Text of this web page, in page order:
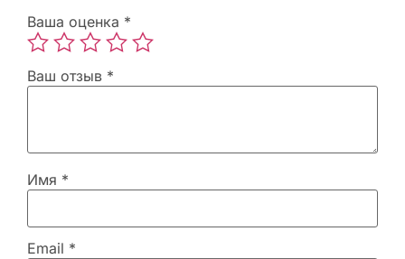
Ваша оценка *
Ваш отзыв *
Имя *
Email *